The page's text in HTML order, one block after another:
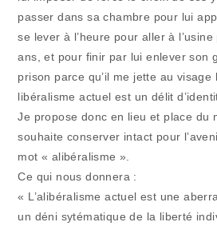
passer dans sa chambre pour lui
se lever à l’heure pour aller à
ans, et pour finir par lui enlever son
prison parce qu’il me jette au visage
libéralisme actuel est un délit
Je propose donc en lieu et place du
souhaite conserver intact pour
mot « alibéralisme ».
Ce qui nous donnera :
« L’alibéralisme actuel est une
un déni sytématique de la liberté